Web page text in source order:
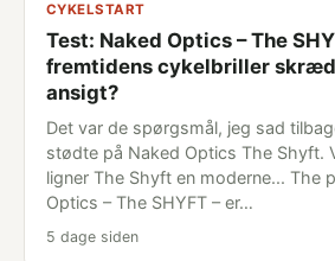
CYKELSTART
Test: Naked Optics – The
fremtidens cykelbriller
ansigt?
Det var de spørgsmål, jeg sad
stødte på Naked Optics The Shyft.
ligner The Shyft en moderne... The
Optics – The SHYFT – er…
5 dage siden